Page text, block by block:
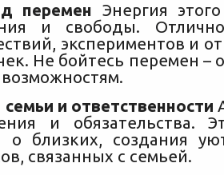
перемен Энергия
и свободы.
экспериментов и
Не бойтесь перемен –
семьи и ответственности
и обязательства.
о близких, создания
связанных с семьей.